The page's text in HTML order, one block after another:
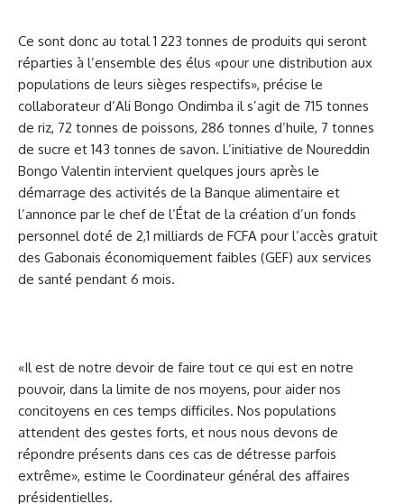
Ce sont donc au total 1 223 tonnes de produits qui seront
réparties à l’ensemble des élus «pour une distribution aux
populations de leurs sièges respectifs», précise le
collaborateur d’Ali Bongo Ondimba il s’agit de 715 tonnes
de riz, 72 tonnes de poissons, 286 tonnes d’huile, 7 tonnes
de sucre et 143 tonnes de savon. L’initiative de Noureddin
Bongo Valentin intervient quelques jours après le
démarrage des activités de la Banque alimentaire et
l’annonce par le chef de l’État de la création d’un fonds
personnel doté de 2,1 milliards de FCFA pour l’accès gratuit
des Gabonais économiquement faibles (GEF) aux services
de santé pendant 6 mois.
«Il est de notre devoir de faire tout ce qui est en notre
pouvoir, dans la limite de nos moyens, pour aider nos
concitoyens en ces temps difficiles. Nos populations
attendent des gestes forts, et nous nous devons de
répondre présents dans ces cas de détresse parfois
extrême», estime le Coordinateur général des affaires
présidentielles.